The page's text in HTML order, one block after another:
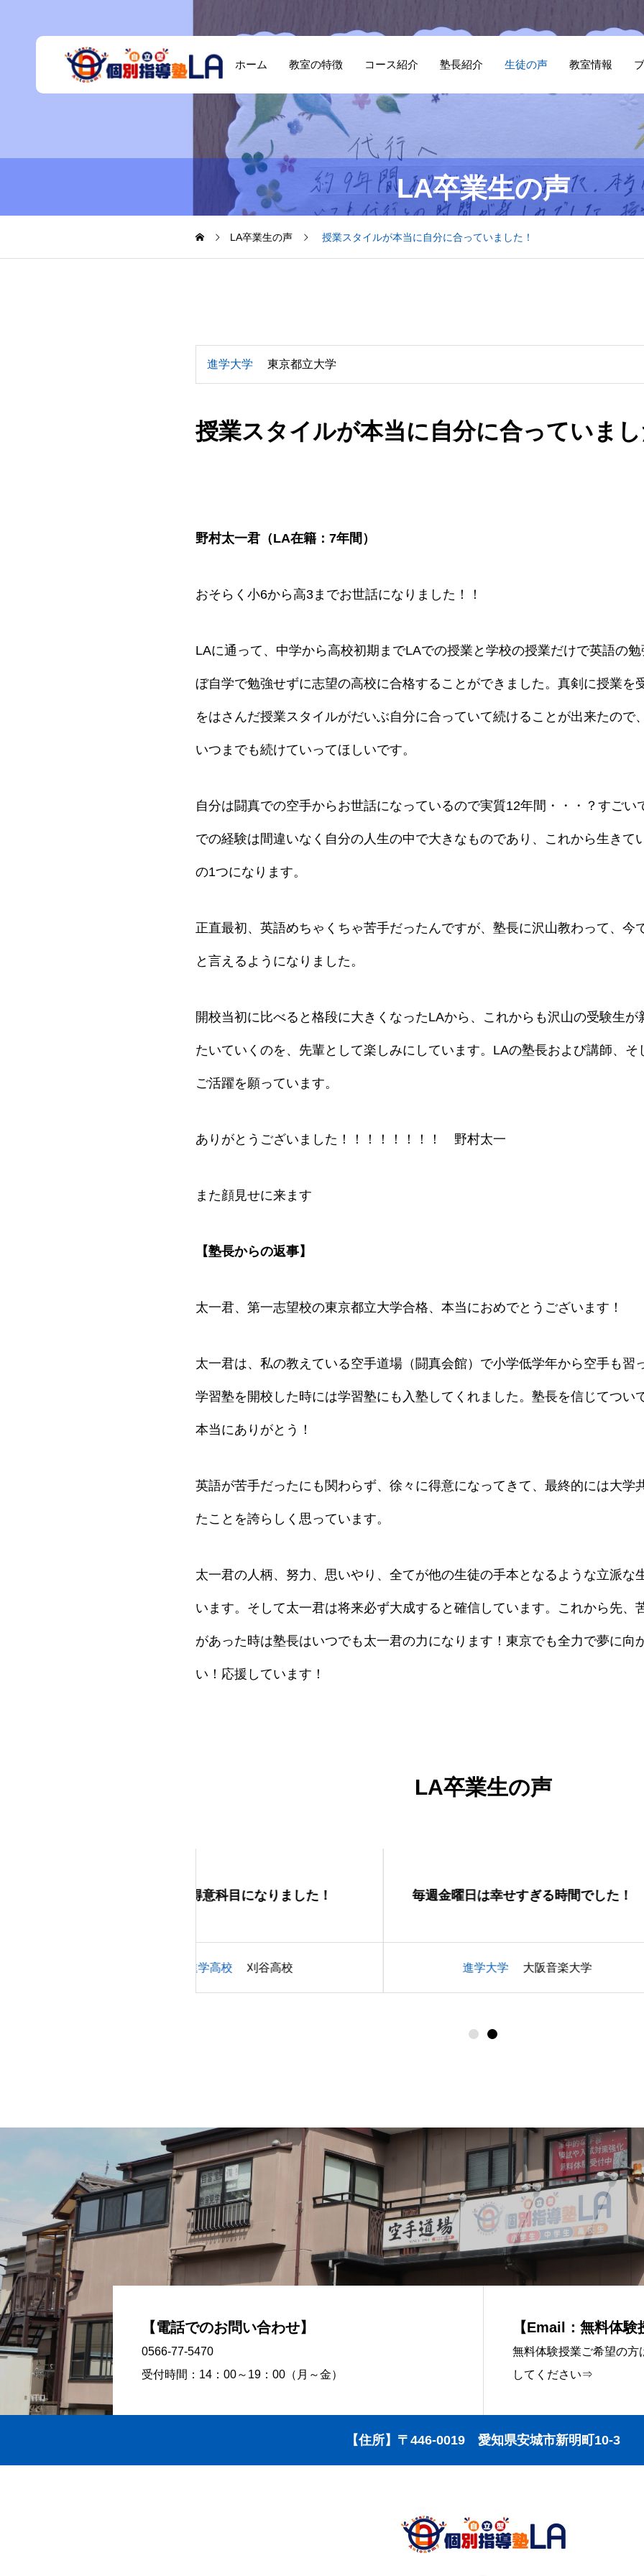
ホーム 教室の特徴 コース紹介 塾長紹介 生徒の声 教室情報
LA卒業生の声
LA卒業生の声 授業スタイルが本当に自分に合っていました！
進学大学 東京都立大学
授業スタイルが本当に自分に合っていま
野村太一君（LA在籍：7年間）
おそらく小6から高3までお世話になりました！！
LAに通って、中学から高校初期までLAでの授業と学校の授業だけで英語の
ぼ自学で勉強せずに志望の高校に合格することができました。真剣に授業を
をはさんだ授業スタイルがだいぶ自分に合っていて続けることが出来たので
いつまでも続けていってほしいです。
自分は闘真での空手からお世話になっているので実質12年間・・・？すごい
での経験は間違いなく自分の人生の中で大きなものであり、これから生きて
の1つになります。
正直最初、英語めちゃくちゃ苦手だったんですが、塾長に沢山教わって、今
と言えるようになりました。
開校当初に比べると格段に大きくなったLAから、これからも沢山の受験生が
たいていくのを、先輩として楽しみにしています。LAの塾長および講師、そ
ご活躍を願っています。
ありがとうございました！！！！！！！！ 野村太一
また顔見せに来ます
【塾長からの返事】
太一君、第一志望校の東京都立大学合格、本当におめでとうございます！
太一君は、私の教えている空手道場（闘真会館）で小学低学年から空手も習
学習塾を開校した時には学習塾にも入塾してくれました。塾長を信じてつい
本当にありがとう！
英語が苦手だったにも関わらず、徐々に得意になってきて、最終的には大学
たことを誇らしく思っています。
太一君の人柄、努力、思いやり、全てが他の生徒の手本となるような立派な
います。そして太一君は将来必ず大成すると確信しています。これから先、
があった時は塾長はいつでも太一君の力になります！東京でも全力で夢に向
い！応援しています！
LA卒業生の声
毎週金曜日は幸せすぎる時間でした！
進学大学
ました！
進学大学
【電話でのお問い合わせ】
0566-77-5470
受付時間：14：00～19：00（月～金）
【Email：無料体
無料体験授業ご希望の方
してください⇒
【住所】〒446-0019 愛知県安城市新明町10-3